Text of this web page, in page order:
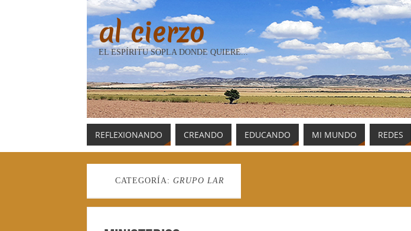
al cierzo
EL ESPÍRITU SOPLA DONDE QUIERE...
REFLEXIONANDO CREANDO EDUCANDO MI MUNDO REDES
CATEGORÍA: GRUPO LAR